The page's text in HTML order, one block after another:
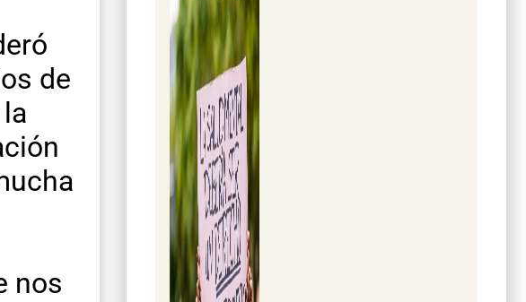
de
nos